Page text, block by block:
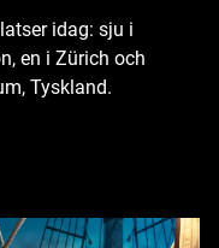
idag: sju i
en i Zürich och
Tyskland.